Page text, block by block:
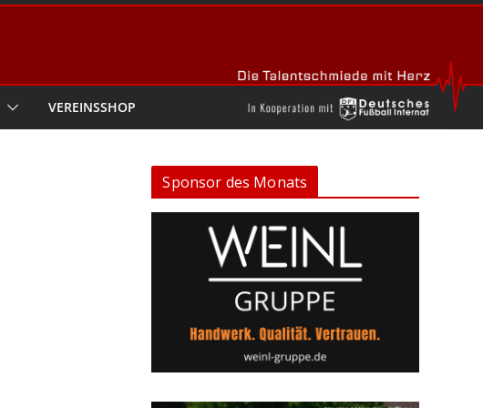
VEREINSSHOP
Sponsor des Monats